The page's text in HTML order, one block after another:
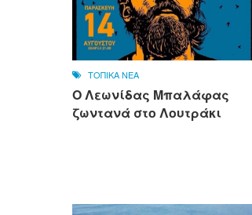
ΤΟΠΙΚΑ ΝΕΑ
Ο Λεωνίδας Μπαλάφας
ζωντανά στο Λουτράκι